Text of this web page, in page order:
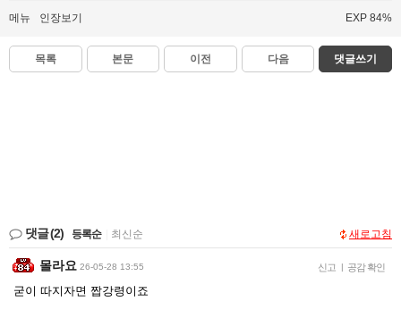
메뉴 인장보기 EXP 84%
목록 본문 이전 다음 댓글쓰기
댓글(2) 등록순 최신순 새로고침
몰라요 26-05-28 13:55 신고 | 공감 확인
굳이 따지자면 짭강령이죠